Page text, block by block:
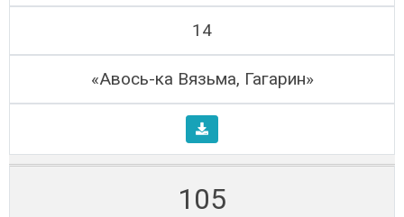
14
«Авось-ка Вязьма, Гагарин»
105